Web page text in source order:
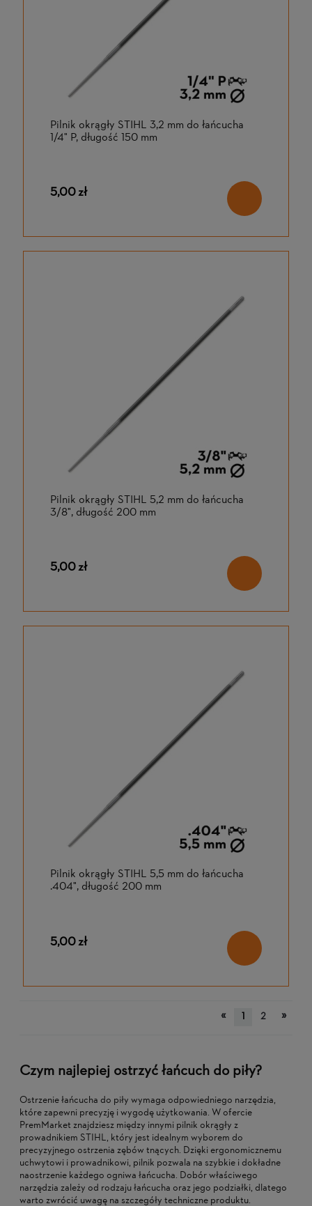
Pilnik okrągły STIHL 3,2 mm do łańcucha
1/4" P, długość 150 mm
5,00 zł
Pilnik okrągły STIHL 5,2 mm do łańcucha
3/8", długość 200 mm
5,00 zł
Pilnik okrągły STIHL 5,5 mm do łańcucha
.404", długość 200 mm
5,00 zł
« 1 2 »
Czym najlepiej ostrzyć łańcuch do piły?
Ostrzenie łańcucha do piły wymaga odpowiedniego narzędzia,
które zapewni precyzję i wygodę użytkowania. W ofercie
PremMarket znajdziesz między innymi pilnik okrągły z
prowadnikiem STIHL, który jest idealnym wyborem do
precyzyjnego ostrzenia zębów tnących. Dzięki ergonomicznemu
uchwytowi i prowadnikowi, pilnik pozwala na szybkie i dokładne
naostrzenie każdego ogniwa łańcucha. Dobór właściwego
narzędzia zależy od rodzaju łańcucha oraz jego podziałki, dlatego
warto zwrócić uwagę na szczegóły techniczne produktu.